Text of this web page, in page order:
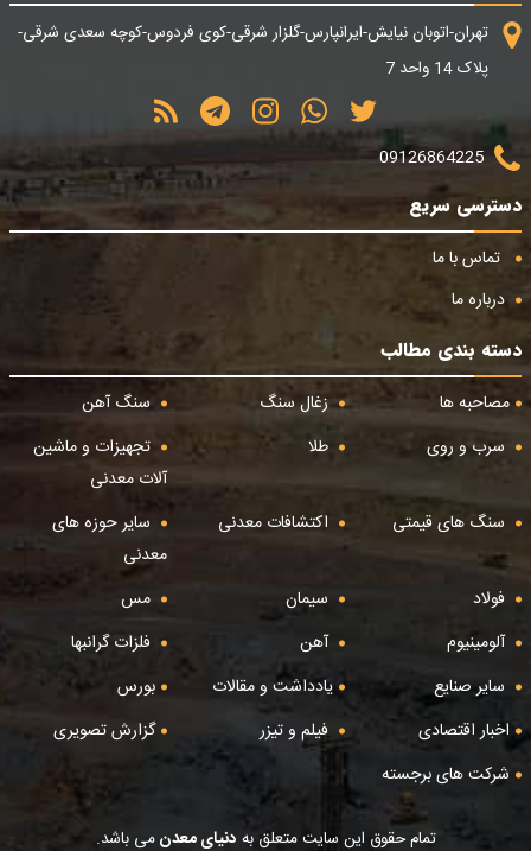
تهران-اتوبان نیایش-ایرانپارس-گلزار شرقی-کوی فردوس-کوچه سعدی شرقی-
پلاک 14 واحد 7
09126864225
دسترسی سریع
تماس با ما
درباره ما
دسته بندی مطالب
مصاحبه ها
زغال سنگ
سنگ آهن
سرب و روی
طلا
تجهیزات و ماشین
آلات معدنی
سنگ های قیمتی
اکتشافات معدنی
سایر حوزه های
معدنی
فولاد
سیمان
مس
آلومینیوم
آهن
فلزات گرانبها
سایر صنایع
یادداشت و مقالات
بورس
اخبار اقتصادی
فیلم و تیزر
گزارش تصویری
شرکت های برجسته
تمام حقوق این سایت متعلق به دنیای معدنمی باشد.